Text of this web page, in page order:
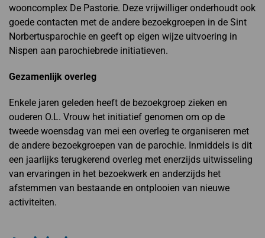
wooncomplex De Pastorie. Deze vrijwilliger onderhoudt ook
goede contacten met de andere bezoekgroepen in de Sint
Norbertusparochie en geeft op eigen wijze uitvoering in
Nispen aan parochiebrede initiatieven.
Gezamenlijk overleg
Enkele jaren geleden heeft de bezoekgroep zieken en
ouderen O.L. Vrouw het initiatief genomen om op de
tweede woensdag van mei een overleg te organiseren met
de andere bezoekgroepen van de parochie. Inmiddels is dit
een jaarlijks terugkerend overleg met enerzijds uitwisseling
van ervaringen in het bezoekwerk en anderzijds het
afstemmen van bestaande en ontplooien van nieuwe
activiteiten.